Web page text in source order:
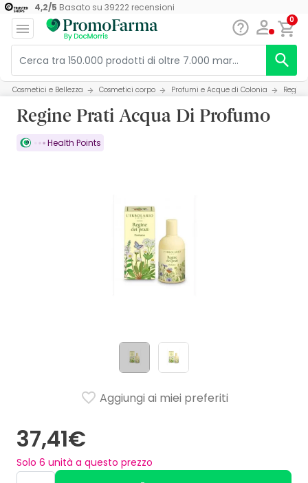
4,2/5 Basato su 39222recensioni
0
Cosmetici e Bellezza Cosmetici corpo Profumi e Acque di Colonia
Regine Prati Acqua Di Profumo
Health Points
37,41€
Solo 6 unità a questo prezzo
Aggiungi ai miei preferiti